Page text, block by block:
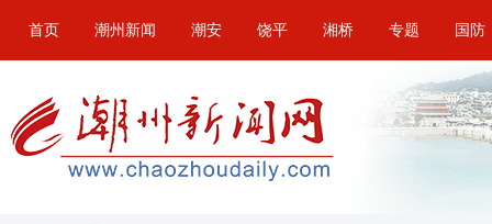
首页 潮州新闻 潮安 饶平 湘桥 专题 国防